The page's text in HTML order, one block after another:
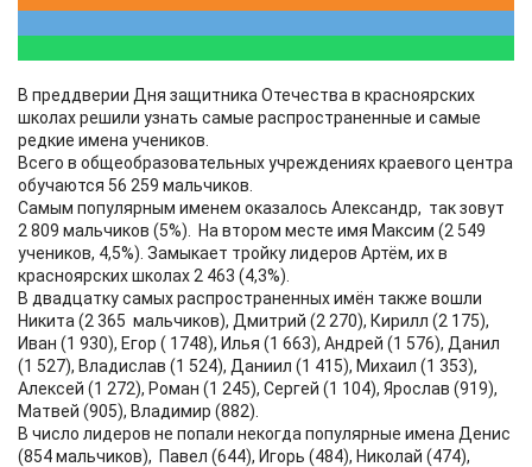
В преддверии Дня защитника Отечества в красноярских
школах решили узнать самые распространенные и самые
редкие имена учеников.
Всего в общеобразовательных учреждениях краевого центра
обучаются 56 259 мальчиков.
Самым популярным именем оказалось Александр, так зовут
2 809 мальчиков (5%). На втором месте имя Максим (2 549
учеников, 4,5%). Замыкает тройку лидеров Артём, их в
красноярских школах 2 463 (4,3%).
В двадцатку самых распространенных имён также вошли
Никита (2 365 мальчиков), Дмитрий (2 270), Кирилл (2 175),
Иван (1 930), Егор ( 1748), Илья (1 663), Андрей (1 576), Данил
(1 527), Владислав (1 524), Даниил (1 415), Михаил (1 353),
Алексей (1 272), Роман (1 245), Сергей (1 104), Ярослав (919),
Матвей (905), Владимир (882).
В число лидеров не попали некогда популярные ​имена Денис
(854 мальчиков), Павел (644), Игорь (484), Николай (474),